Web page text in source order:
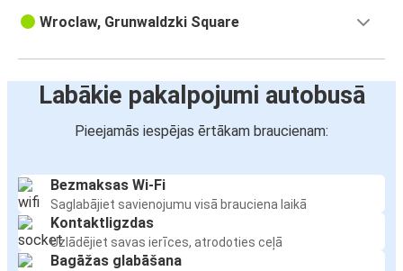
Wroclaw, Grunwaldzki Square
Labākie pakalpojumi autobusā
Pieejamās iespējas ērtākam braucienam:
Bezmaksas Wi-Fi
Saglabājiet savienojumu visā brauciena laikā
Kontaktligzdas
Uzlādējiet savas ierīces, atrodoties ceļā
Bagāžas glabāšana